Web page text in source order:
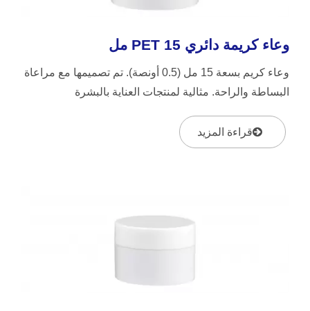
وعاء كريمة دائري PET 15 مل
وعاء كريم بسعة 15 مل (0.5 أونصة). تم تصميمها مع مراعاة
البساطة والراحة. مثالية لمنتجات العناية بالبشرة
قراءة المزيد